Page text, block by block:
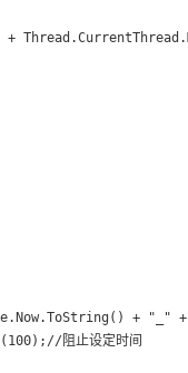
+ "_"
阻止设定时间